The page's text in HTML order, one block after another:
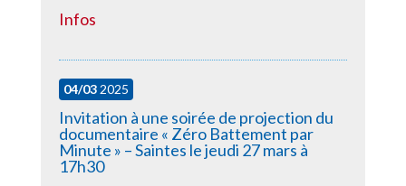
Infos
04/032025
Invitation à une soirée de projection du
documentaire « Zéro Battement par
Minute » – Saintes le jeudi 27 mars à
17h30